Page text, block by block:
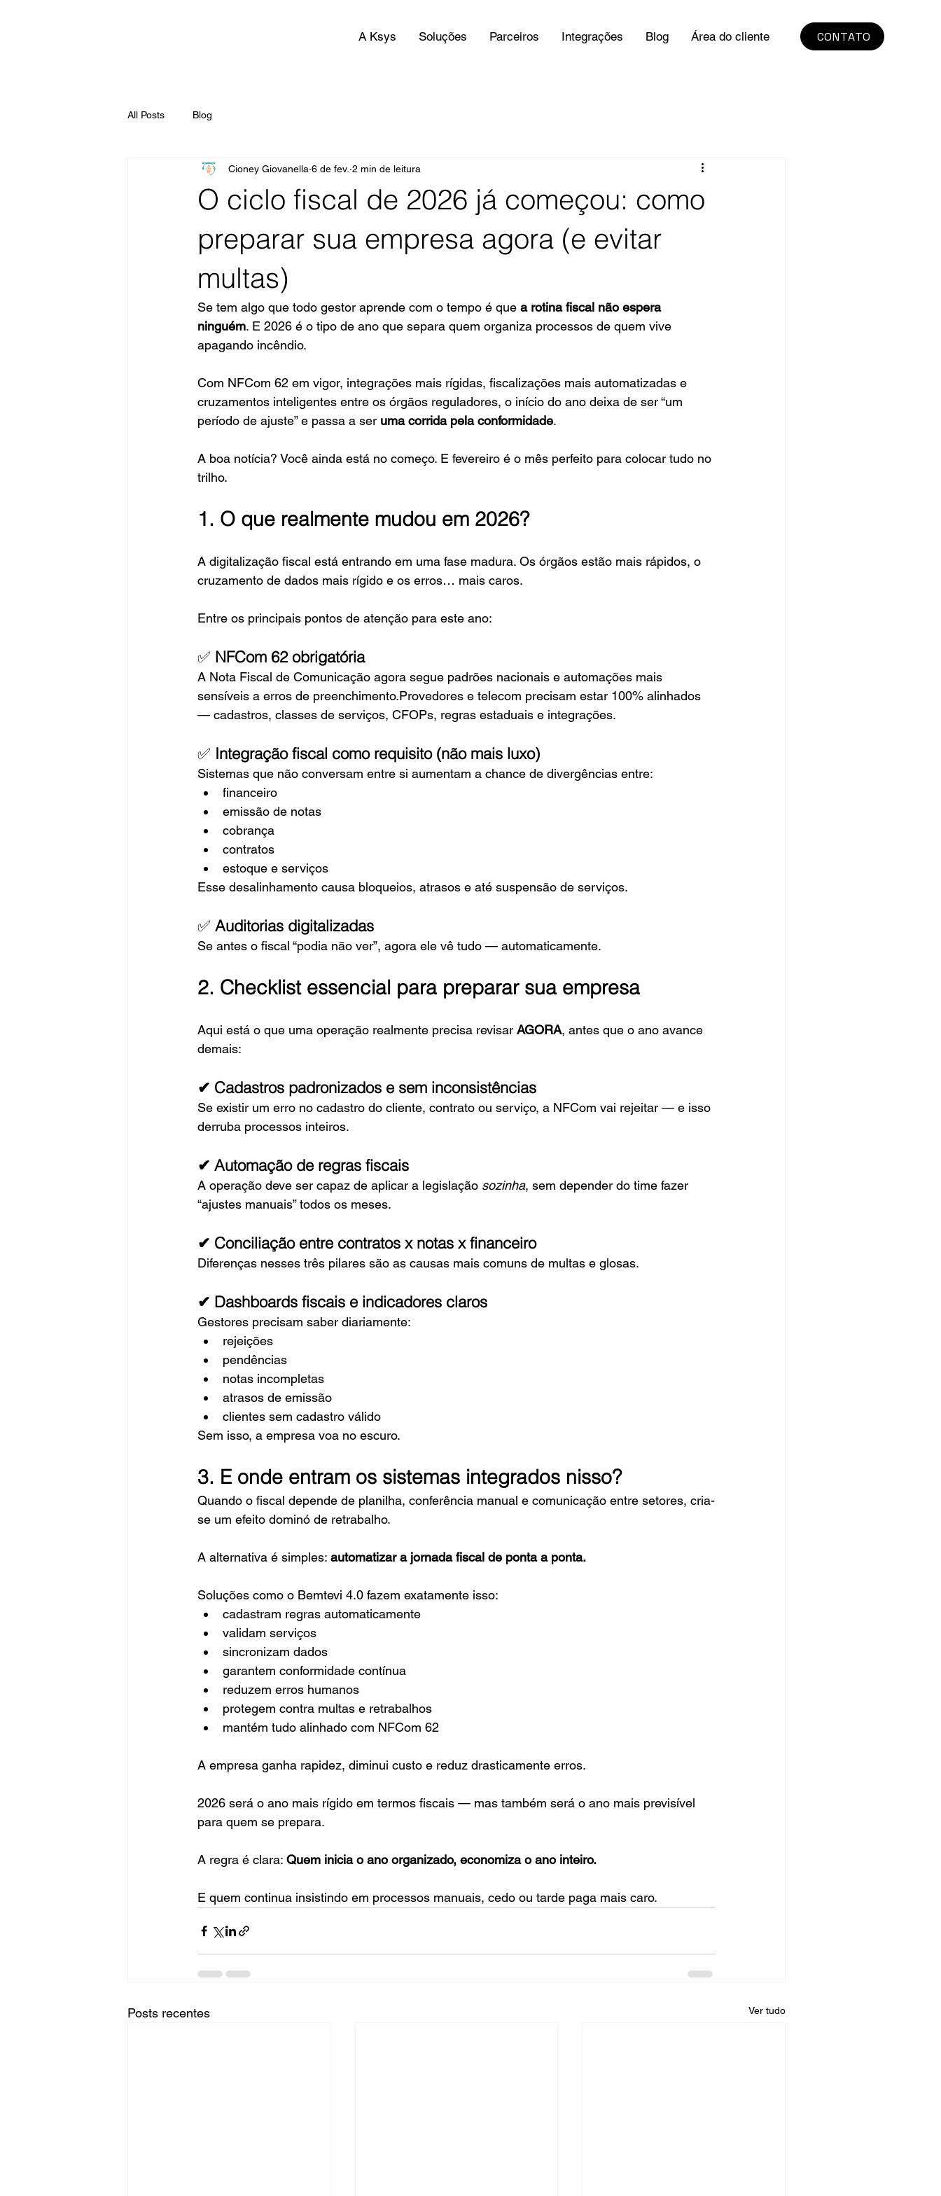
A Ksys Soluções Parceiros Integrações Blog Área do cliente CONTATO
All Posts Blog
O ciclo fiscal de 2026 já começou: como
preparar sua empresa agora (e evitar
multas)
Cioney Giovanella 6 de fev. 2 min de leitura
Se tem algo que todo gestor aprende com o tempo é que a rotina fiscal não espera
ninguém. E 2026 é o tipo de ano que separa quem organiza processos de quem vive
apagando incêndio.
Com NFCom 62 em vigor, integrações mais rígidas, fiscalizações mais automatizadas e
cruzamentos inteligentes entre os órgãos reguladores, o início do ano deixa de ser “um
período de ajuste” e passa a ser uma corrida pela conformidade.
A boa notícia? Você ainda está no começo. E fevereiro é o mês perfeito para colocar tudo no
trilho.
1. O que realmente mudou em 2026?
A digitalização fiscal está entrando em uma fase madura. Os órgãos estão mais rápidos, o
cruzamento de dados mais rígido e os erros… mais caros.
Entre os principais pontos de atenção para este ano:
✅ NFCom 62 obrigatória
A Nota Fiscal de Comunicação agora segue padrões nacionais e automações mais
sensíveis a erros de preenchimento.Provedores e telecom precisam estar 100% alinhados
— cadastros, classes de serviços, CFOPs, regras estaduais e integrações.
✅ Integração fiscal como requisito (não mais luxo)
Sistemas que não conversam entre si aumentam a chance de divergências entre:
financeiro
emissão de notas
cobrança
contratos
estoque e serviços
Esse desalinhamento causa bloqueios, atrasos e até suspensão de serviços.
✅ Auditorias digitalizadas
Se antes o fiscal “podia não ver”, agora ele vê tudo — automaticamente.
2. Checklist essencial para preparar sua empresa
Aqui está o que uma operação realmente precisa revisar AGORA, antes que o ano avance
demais:
✔ Cadastros padronizados e sem inconsistências
Se existir um erro no cadastro do cliente, contrato ou serviço, a NFCom vai rejeitar — e isso
derruba processos inteiros.
✔ Automação de regras fiscais
A operação deve ser capaz de aplicar a legislação sozinha, sem depender do time fazer
“ajustes manuais” todos os meses.
✔ Conciliação entre contratos x notas x financeiro
Diferenças nesses três pilares são as causas mais comuns de multas e glosas.
✔ Dashboards fiscais e indicadores claros
Gestores precisam saber diariamente:
rejeições
pendências
notas incompletas
atrasos de emissão
clientes sem cadastro válido
Sem isso, a empresa voa no escuro.
3. E onde entram os sistemas integrados nisso?
Quando o fiscal depende de planilha, conferência manual e comunicação entre setores, cria-
se um efeito dominó de retrabalho.
A alternativa é simples: automatizar a jornada fiscal de ponta a ponta.
Soluções como o Bemtevi 4.0 fazem exatamente isso:
cadastram regras automaticamente
validam serviços
sincronizam dados
garantem conformidade contínua
reduzem erros humanos
protegem contra multas e retrabalhos
mantém tudo alinhado com NFCom 62
A empresa ganha rapidez, diminui custo e reduz drasticamente erros.
2026 será o ano mais rígido em termos fiscais — mas também será o ano mais previsível
para quem se prepara.
A regra é clara: Quem inicia o ano organizado, economiza o ano inteiro.
E quem continua insistindo em processos manuais, cedo ou tarde paga mais caro.
Posts recentes Ver tudo